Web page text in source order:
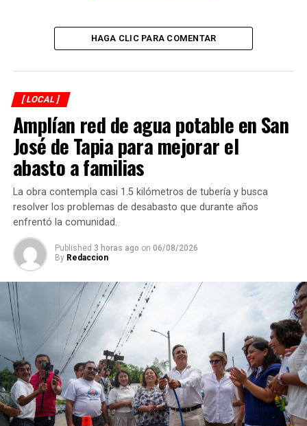
de los sectores en desventaja económica, a través de la
capacitación para el trabajo a población abierta, que les
permita a corto plazo la obtención de ingresos en apoyo
autosuficientes y aptos para integrarse a la vida
económica.
RELATED TOPICS:
DESPUÉS
Inicia redistritación del INE
ANTES
Libreros consejero de seguridad, pero es de Fortín
HAGA CLIC PARA COMENTAR
[ LOCAL ]
Amplían red de agua potable en San
José de Tapia para mejorar el
abasto a familias
La obra contempla casi 1.5 kilómetros de tubería y busca
resolver los problemas de desabasto que durante años
enfrentó la comunidad.
Published 3 horas ago on 06/08/2026
By Redaccion